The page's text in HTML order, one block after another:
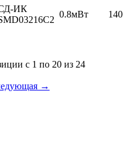
ИК
0.8мВт 140
с 1 по 20 из 24
→